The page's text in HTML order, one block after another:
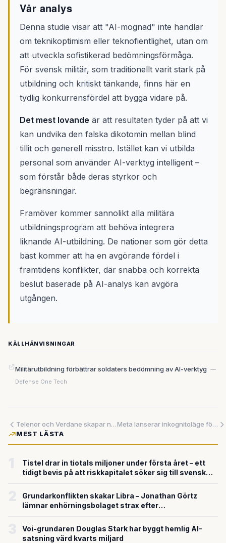
Vår analys
Denna studie visar att "AI-mognad" inte handlar
om teknikoptimism eller teknofientlighet, utan om
att utveckla sofistikerad bedömningsförmåga.
För svensk militär, som traditionellt varit stark på
utbildning och kritiskt tänkande, finns här en
tydlig konkurrensfördel att bygga vidare på.
Det mest lovande är att resultaten tyder på att vi
kan undvika den falska dikotomin mellan blind
tillit och generell misstro. Istället kan vi utbilda
personal som använder AI-verktyg intelligent –
som förstår både deras styrkor och
begränsningar.
Framöver kommer sannolikt alla militära
utbildningsprogram att behöva integrera
liknande AI-utbildning. De nationer som gör detta
bäst kommer att ha en avgörande fördel i
framtidens konflikter, där snabba och korrekta
beslut baserade på AI-analys kan avgöra
utgången.
KÄLLHÄNVISNINGAR
Militärutbildning förbättrar soldaters bedömning av AI-verktyg —
Defense One Tech
Telenor och Verdane skapar nordisk teknikjätte för 8,5 miljarder
Meta lanserar inkognitoläge för AI-chattar i viktigt integritetssteg
MEST LÄSTA
Tistel drar in tiotals miljoner under första året – ett
tidigt bevis på att riskkapitalet söker sig till svensk
Grundarkonflikten skakar Libra – Jonathan Görtz
lämnar enhörningsbolaget strax efter
Voi-grundaren Douglas Stark har byggt hemlig AI-
satsning värd kvarts miljard